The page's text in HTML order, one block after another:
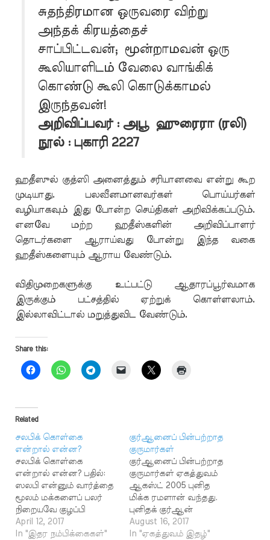
சுதந்திரமான ஒருவரை விற்று
அந்தக் கிரயத்தைச்
சாப்பிட்டவன்; மூன்றாமவன் ஒரு
கூலியாளிடம் வேலை வாங்கிக்
கொண்டு கூலி கொடுக்காமல்
இருந்தவன்!
அறிவிப்பவர் : அபூ ஹுரைரா (ரலி)
நூல் : புகாரி 2227
ஹதீஸுல் குத்ஸி அனைத்தும் சரியானவை என்று கூற
முடியாது. பலவீனமானவர்கள் பொய்யர்கள்
வழியாகவும் இது போன்ற செய்திகள் அறிவிக்கப்படும்.
எனவே மற்ற ஹதீஸ்களின் அறிவிப்பாளர்
தொடர்களை ஆராய்வது போன்று இந்த வகை
ஹதீஸ்களையும் ஆராய வேண்டும்.
விதிமுறைகளுக்கு உட்பட்டு ஆதாரப்பூர்வமாக
இருக்கும் பட்சத்தில் ஏற்றுக் கொள்ளலாம்.
இல்லாவிட்டால் மறுத்துவிட வேண்டும்.
Share this:
Related
சலபிக் கொள்கை
என்றால் என்ன?
சலபிக் கொள்கை
என்றால் என்ன? பதில்:
ஸலபி என்னும் வார்த்தை
மூலம் மக்களைப் பலர்
நிறையவே குழப்பி
வருகிறார்கள்.
அகராதியில் ஸலஃபு
April 12, 2017
In "இதர நம்பிக்கைகள்"
குர்ஆனைப் பின்பற்றாத
குருமார்கள்
குர்ஆனைப் பின்பற்றாத
குருமார்கள் ஏகத்துவம்
ஆகஸ்ட் 2005 புனித
மிக்க ரமளான் வந்தது.
புனிதக் குர்ஆன்
நாளொன்றுக்கு ஒருபாகம்
வீதம்,
August 16, 2017
In "ஏகத்துவம் இதழ்"